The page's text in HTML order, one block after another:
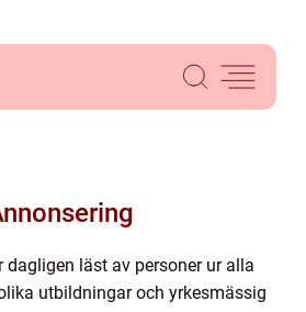
dagligen läst av personer ur alla
utbildningar och yrkesmässig